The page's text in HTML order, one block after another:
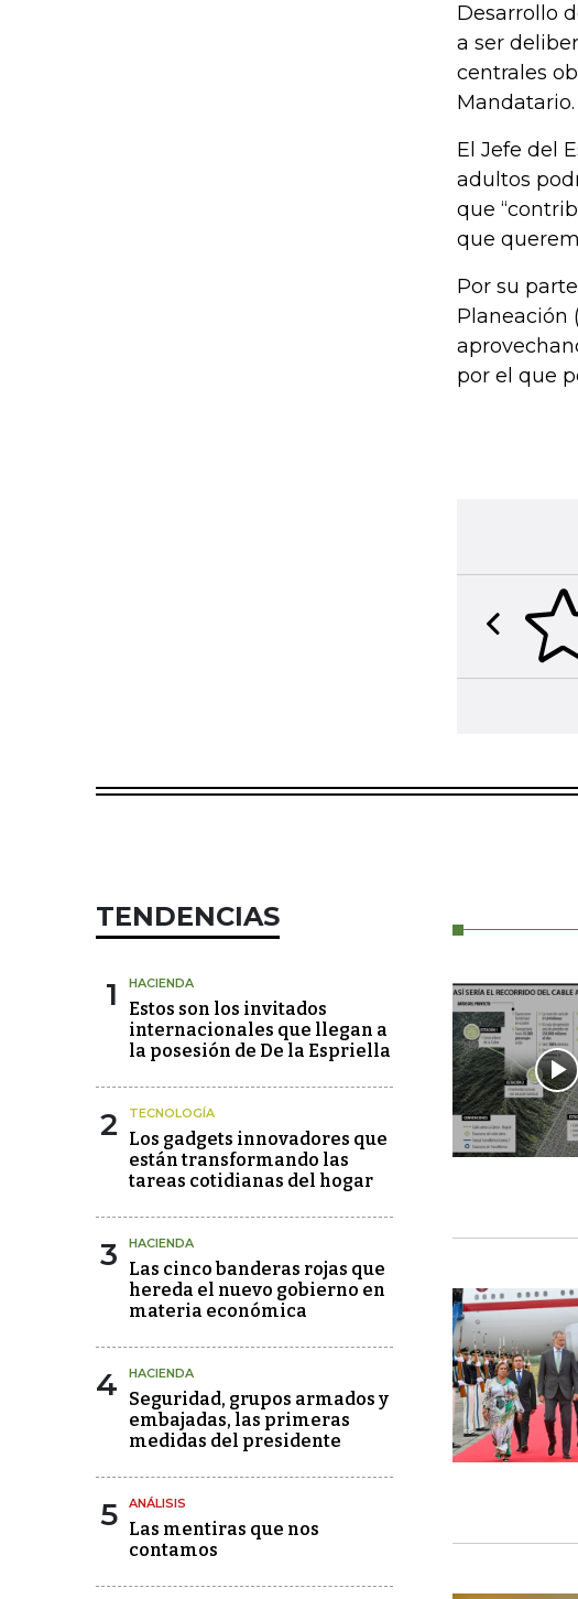
Desarrollo
a ser
centrales
Mandatario.
El Jefe del
adultos
que
que
Por su
Planeación
por el que
Previous
TENDENCIAS
1 HACIENDA
Estos son los invitados
internacionales que llegan a
la posesión de De la Espriella
2 TECNOLOGÍA
Los gadgets innovadores que
están transformando las
tareas cotidianas del hogar
3 HACIENDA
Las cinco banderas rojas que
hereda el nuevo gobierno en
materia económica
4 HACIENDA
Seguridad, grupos armados y
embajadas, las primeras
medidas del presidente
5 ANÁLISIS
Las mentiras que nos
contamos